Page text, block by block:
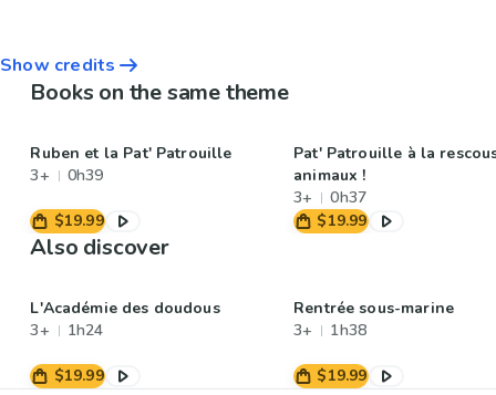
Show credits
Books on the same theme
Ruben et la Pat' Patrouille
3+
0h39
$19.99
Pat' Patrouille à la
animaux !
3+
0h37
$19.99
Also discover
L'Académie des doudous
3+
1h24
$19.99
Rentrée sous-marine
3+
1h38
$19.99